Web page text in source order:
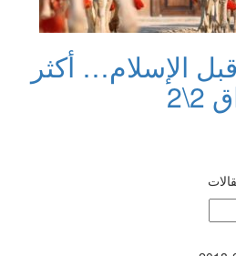
الإسلام… أكثر